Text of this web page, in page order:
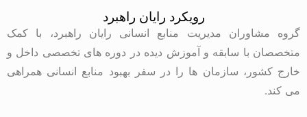
رویکرد رایان راهبرد
گروه مشاوران مدیریت منابع انسانی رایان راهبرد، با کمک
متخصصان با سابقه و آموزش دیده در دوره های تخصصی داخل و
خارج کشور، سازمان ها را در سفر بهبود منابع انسانی همراهی
می کند.